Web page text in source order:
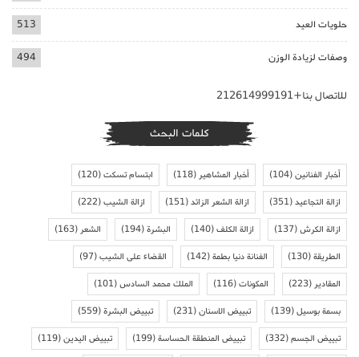
حلويات العيد 513
وصفات لزيادة الوزن 494
للاتصال بنا+212614999191
كلمات البحث
أخبار الفنانين(104) أخبار المشاهير(118) ابتسام تسكت(120)
ازالة التجاعيد(351) ازالة الشعر الزائد(151) ازالة الشيب(222)
ازالة الكرش(137) ازالة الكلف(140) البشرة(194) الشعر(163)
الطريقة(130) الفنانة دنيا بطمة(142) القضاء على الشيب(97)
المقادير(223) المكونات(116) الملك محمد السادس(101)
بسمة بوسيل(139) تبييض الاسنان(231) تبييض البشرة(559)
تبييض الجسم(332) تبييض المنطقة الحساسة(199) تبييض اليدين(119)